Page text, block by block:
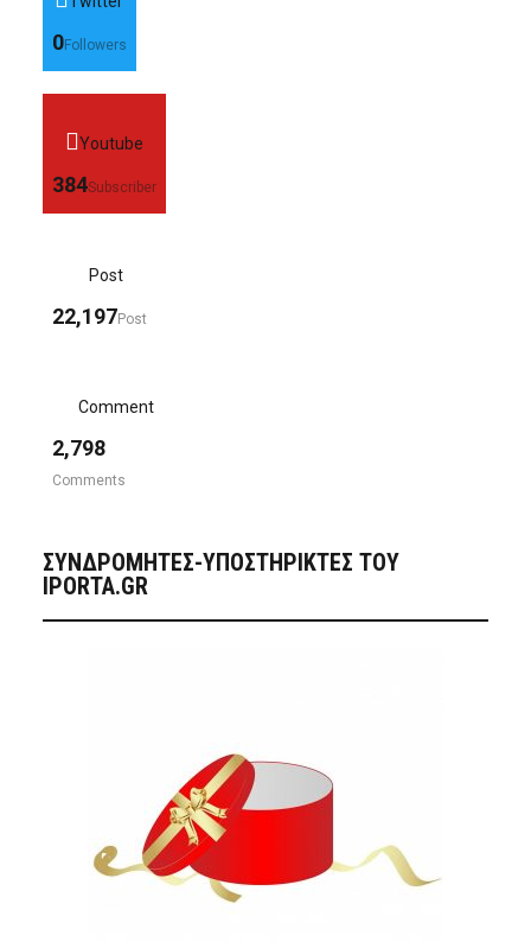
0Followers
Youtube
384Subscriber
Post
22,197Post
Comment
2,798
Comments
ΣΥΝΔΡΟΜΗΤΈΣ-ΥΠΟΣΤΗΡΙΚΤΈΣ ΤΟΥ
IPORTA.GR